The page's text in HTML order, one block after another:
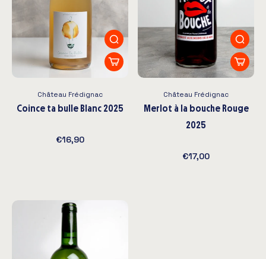
Château Frédignac
Coince ta bulle Blanc 2025
€16,90
Château Frédignac
Merlot à la bouche Rouge
2025
€17,00